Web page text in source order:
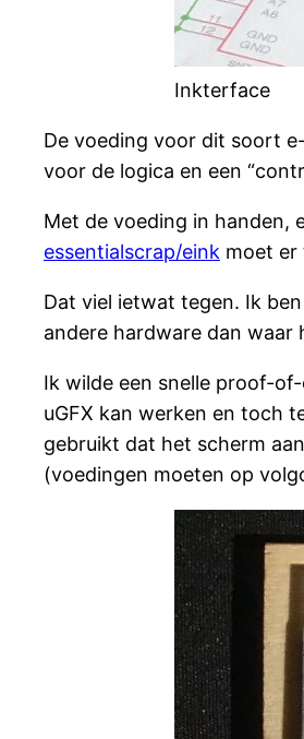
Inkterface
De voeding voor dit soort
voor de logica en een
Met de voeding in handen,
essentialscrap/eink moet er
Dat viel ietwat tegen. Ik
andere hardware dan waar
Ik wilde een snelle proof-
uGFX kan werken en toch
gebruikt dat het scherm
(voedingen moeten op